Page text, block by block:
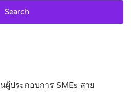
Search
ผู้ประกอบการ SMEs สาย